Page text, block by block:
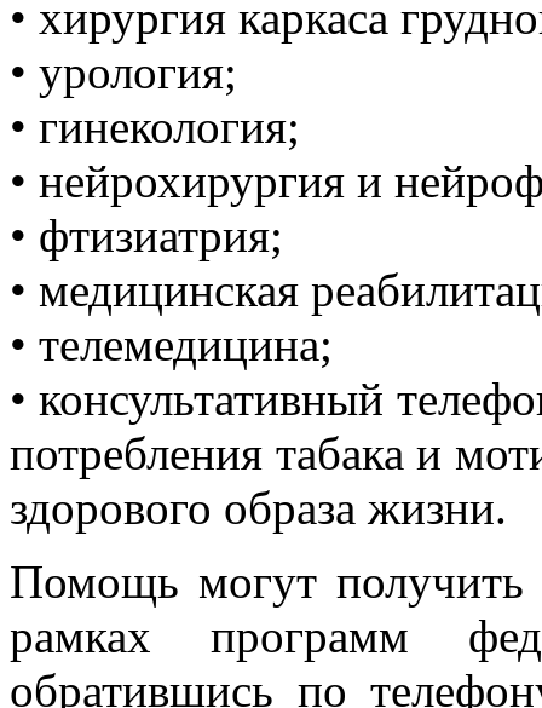
• хирургия каркаса
• урология;
• гинекология;
• нейрохирургия и
• фтизиатрия;
• медицинская
• телемедицина;
• консультативный
потребления табака и
здорового образа жизни.
Помощь могут
рамках программ
обратившись по